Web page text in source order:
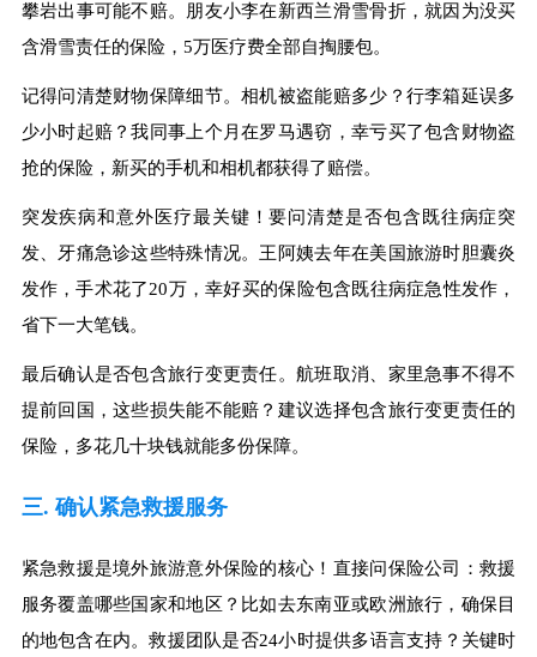
攀岩出事可能不赔。朋友小李在新西兰滑雪骨折，就因为没买
含滑雪责任的保险，5万医疗费全部自掏腰包。
记得问清楚财物保障细节。相机被盗能赔多少？行李箱延误多
少小时起赔？我同事上个月在罗马遇窃，幸亏买了包含财物盗
抢的保险，新买的手机和相机都获得了赔偿。
突发疾病和意外医疗最关键！要问清楚是否包含既往病症突
发、牙痛急诊这些特殊情况。王阿姨去年在美国旅游时胆囊炎
发作，手术花了20万，幸好买的保险包含既往病症急性发作，
省下一大笔钱。
最后确认是否包含旅行变更责任。航班取消、家里急事不得不
提前回国，这些损失能不能赔？建议选择包含旅行变更责任的
保险，多花几十块钱就能多份保障。
三. 确认紧急救援服务
紧急救援是境外旅游意外保险的核心！直接问保险公司：救援
服务覆盖哪些国家和地区？比如去东南亚或欧洲旅行，确保目
的地包含在内。救援团队是否24小时提供多语言支持？关键时